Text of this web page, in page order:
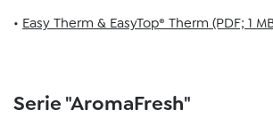
• Easy Therm & EasyTop® Therm (PDF; 1
Serie "AromaFresh"